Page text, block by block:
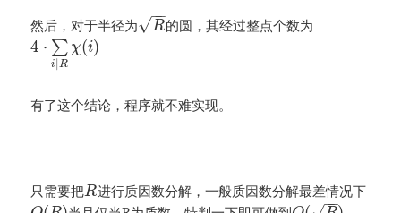
然后，对于半径为 R
−
−
√ 的圆，其经过整点个数为
4 ⋅ ∑
i |R
χ(i)
有了这个结论，程序就不难实现。
只需要把R进行质因数分解，一般质因数分解最差情况下
−
−